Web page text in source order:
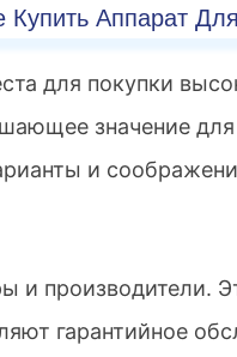
Купить Аппарат
для покупки
значение
и
и производители.
гарантийное